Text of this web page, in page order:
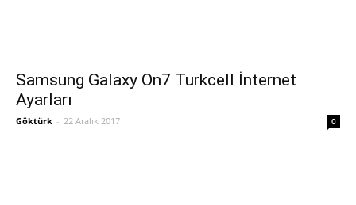
Samsung Galaxy On7 Turkcell İnternet
Ayarları
Göktürk - 22 Aralık 2017 0